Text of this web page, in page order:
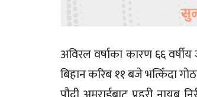
अविरल वर्षाका कारण ६६
बिहान करिब ११ बजे भत्किँदा